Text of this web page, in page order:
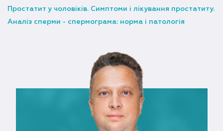
Простатит у чоловіків. Симптоми і лікування простатиту.
Аналіз сперми - спермограма: норма і патологія